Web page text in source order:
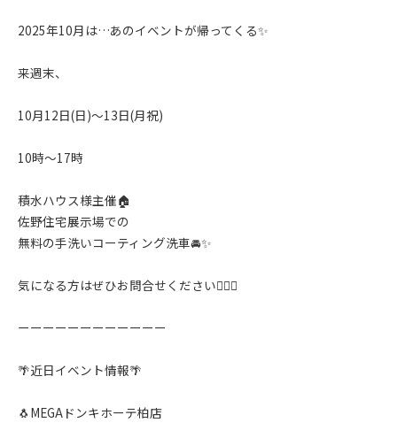
2025年10月は…あのイベントが帰ってくる✨️
来週末、
10月12日(日)〜13日(月祝)
10時〜17時
積水ハウス様主催🏠
佐野住宅展示場での
無料の手洗いコーティング洗車🚘✨️
気になる方はぜひお問合せください🙇‍♂️✨️
ーーーーーーーーーーーー
🌴近日イベント情報🌴
🐧MEGAドンキホーテ柏店